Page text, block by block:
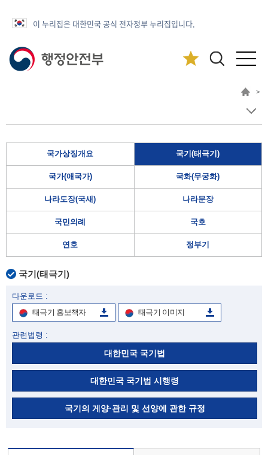
이 누리집은 대한민국 공식 전자정부 누리집입니다.
>
국가상징개요 국기(태극기)
국가(애국가) 국화(무궁화)
나라도장(국새) 나라문장
국민의례 국호
연호 정부기
국기(태극기)
다운로드 :
태극기 홍보책자
태극기 이미지
관련법령 :
대한민국 국기법
대한민국 국기법 시행령
국기의 게양·관리 및 선양에 관한 규정